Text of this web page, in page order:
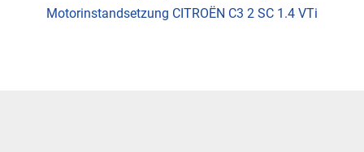
Motorinstandsetzung CITROËN C3 2 SC 1.4 VTi